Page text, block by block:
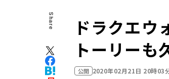
Share
ドラクエウ
トーリーも
公開 2020年02月21日 20時03